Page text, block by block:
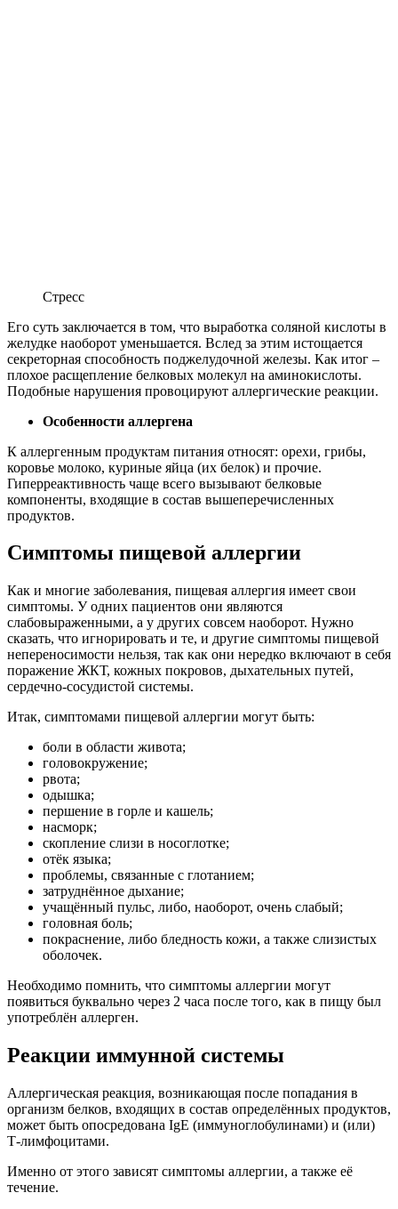
Стресс
Его суть заключается в том, что выработка соляной кислоты в
желудке наоборот уменьшается. Вслед за этим истощается
секреторная способность поджелудочной железы. Как итог –
плохое расщепление белковых молекул на аминокислоты.
Подобные нарушения провоцируют аллергические реакции.
Особенности аллергена
К аллергенным продуктам питания относят: орехи, грибы,
коровье молоко, куриные яйца (их белок) и прочие.
Гиперреактивность чаще всего вызывают белковые
компоненты, входящие в состав вышеперечисленных
продуктов.
Симптомы пищевой аллергии
Как и многие заболевания, пищевая аллергия имеет свои
симптомы. У одних пациентов они являются
слабовыраженными, а у других совсем наоборот. Нужно
сказать, что игнорировать и те, и другие симптомы пищевой
непереносимости нельзя, так как они нередко включают в себя
поражение ЖКТ, кожных покровов, дыхательных путей,
сердечно-сосудистой системы.
Итак, симптомами пищевой аллергии могут быть:
боли в области живота;
головокружение;
рвота;
одышка;
першение в горле и кашель;
насморк;
скопление слизи в носоглотке;
отёк языка;
проблемы, связанные с глотанием;
затруднённое дыхание;
учащённый пульс, либо, наоборот, очень слабый;
головная боль;
покраснение, либо бледность кожи, а также слизистых
оболочек.
Необходимо помнить, что симптомы аллергии могут
появиться буквально через 2 часа после того, как в пищу был
употреблён аллерген.
Реакции иммунной системы
Аллергическая реакция, возникающая после попадания в
организм белков, входящих в состав определённых продуктов,
может быть опосредована IgE (иммуноглобулинами) и (или)
Т-лимфоцитами.
Именно от этого зависят симптомы аллергии, а также её
течение.